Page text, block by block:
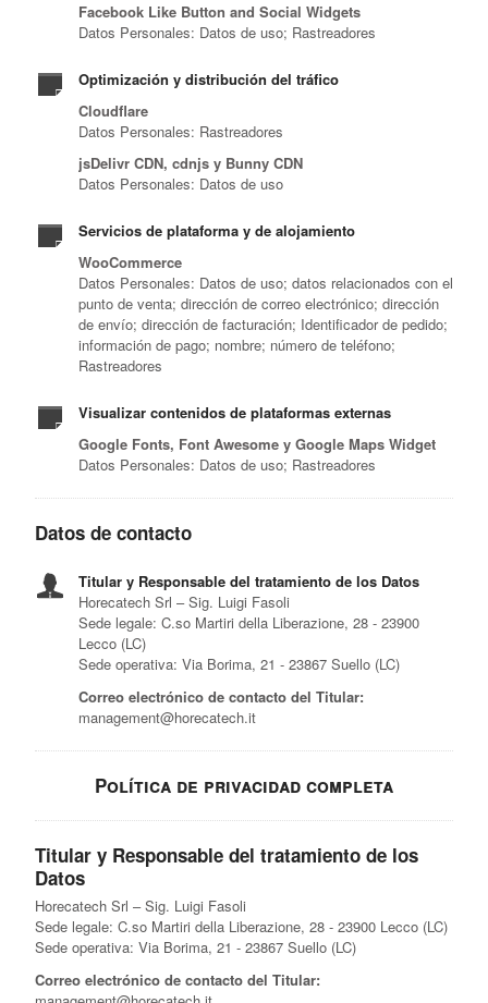
Facebook Like Button and Social Widgets
Datos Personales: Datos de uso; Rastreadores
Optimización y distribución del tráfico
Cloudflare
Datos Personales: Rastreadores
jsDelivr CDN, cdnjs y Bunny CDN
Datos Personales: Datos de uso
Servicios de plataforma y de alojamiento
WooCommerce
Datos Personales: Datos de uso; datos relacionados con el
punto de venta; dirección de correo electrónico; dirección
de envío; dirección de facturación; Identificador de pedido;
información de pago; nombre; número de teléfono;
Rastreadores
Visualizar contenidos de plataformas externas
Google Fonts, Font Awesome y Google Maps Widget
Datos Personales: Datos de uso; Rastreadores
Datos de contacto
Titular y Responsable del tratamiento de los Datos
Horecatech Srl – Sig. Luigi Fasoli
Sede legale: C.so Martiri della Liberazione, 28 - 23900
Lecco (LC)
Sede operativa: Via Borima, 21 - 23867 Suello (LC)
Correo electrónico de contacto del Titular:
management@horecatech.it
Política de privacidad completa
Titular y Responsable del tratamiento de los
Datos
Horecatech Srl – Sig. Luigi Fasoli
Sede legale: C.so Martiri della Liberazione, 28 - 23900 Lecco (LC)
Sede operativa: Via Borima, 21 - 23867 Suello (LC)
Correo electrónico de contacto del Titular: